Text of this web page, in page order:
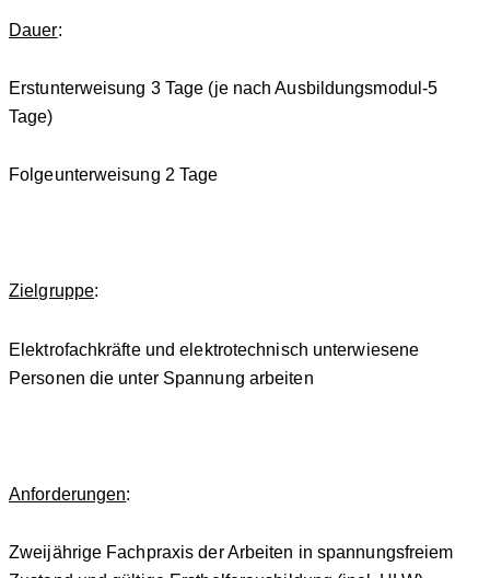
Dauer:
Erstunterweisung 3 Tage (je nach Ausbildungsmodul-5
Tage)
Folgeunterweisung 2 Tage
Zielgruppe:
Elektrofachkräfte und elektrotechnisch unterwiesene
Personen die unter Spannung arbeiten
Anforderungen:
Zweijährige Fachpraxis der Arbeiten in spannungsfreiem